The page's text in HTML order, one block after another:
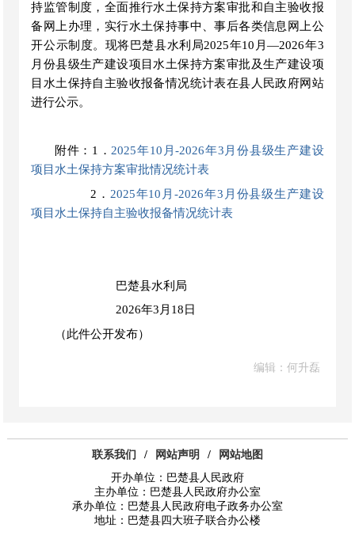
持监管制度，全面推行水土保持方案审批和自主验收报
备网上办理，实行水土保持事中、事后各类信息网上公
开公示制度。现将巴楚县水利局2025年10月—2026年3
月份县级生产建设项目水土保持方案审批及生产建设项
目水土保持自主验收报备情况统计表在县人民政府网站
进行公示。
附件： 1． 2025年10月-2026年3月份县级生产建设
项目水土保持方案审批情况统计表
2． 2025年10月-2026年3月份县级生产建设
项目水土保持自主验收报备情况统计表
巴楚县水利局
2026年3月18日
（此件公开发布）
编辑：何升磊
联系我们 / 网站声明 /
网站地图
开办单位：巴楚县人民政府
主办单位：巴楚县人民政府办公室
承办单位：巴楚县人民政府电子政务办公室
地址：巴楚县四大班子联合办公楼